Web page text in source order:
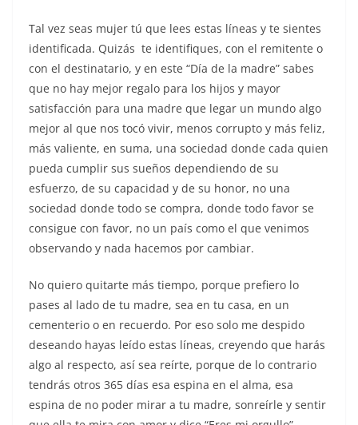
Tal vez seas mujer tú que lees estas líneas y te sientes
identificada. Quizás te identifiques, con el remitente o
con el destinatario, y en este “Día de la madre” sabes
que no hay mejor regalo para los hijos y mayor
satisfacción para una madre que legar un mundo algo
mejor al que nos tocó vivir, menos corrupto y más feliz,
más valiente, en suma, una sociedad donde cada quien
pueda cumplir sus sueños dependiendo de su
esfuerzo, de su capacidad y de su honor, no una
sociedad donde todo se compra, donde todo favor se
consigue con favor, no un país como el que venimos
observando y nada hacemos por cambiar.
No quiero quitarte más tiempo, porque prefiero lo
pases al lado de tu madre, sea en tu casa, en un
cementerio o en recuerdo. Por eso solo me despido
deseando hayas leído estas líneas, creyendo que harás
algo al respecto, así sea reírte, porque de lo contrario
tendrás otros 365 días esa espina en el alma, esa
espina de no poder mirar a tu madre, sonreírle y sentir